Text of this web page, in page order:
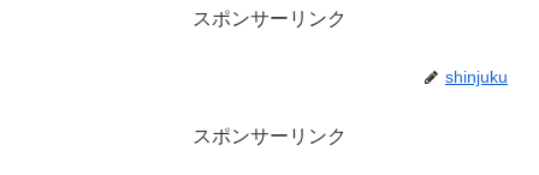
スポンサーリンク
shinjuku
スポンサーリンク